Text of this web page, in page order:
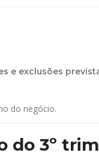
e exclusões
do negócio.
do 3º